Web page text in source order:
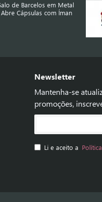
de Barcelos em Metal
Cápsulas com Íman
Newsletter
Mantenha-se
promoções,
Li e aceito a